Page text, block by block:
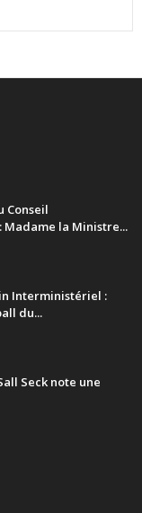
Conseil
Madame la Ministre...
Interministériel :
du...
Seck note une